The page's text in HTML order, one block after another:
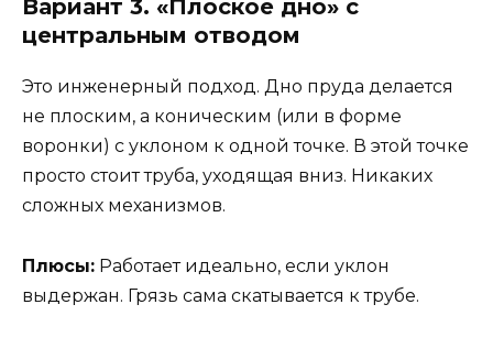
Вариант 3. «Плоское дно» с
центральным отводом
Это инженерный подход. Дно пруда делается
не плоским, а коническим (или в форме
воронки) с уклоном к одной точке. В этой точке
просто стоит труба, уходящая вниз. Никаких
сложных механизмов.
Плюсы: Работает идеально, если уклон
выдержан. Грязь сама скатывается к трубе.